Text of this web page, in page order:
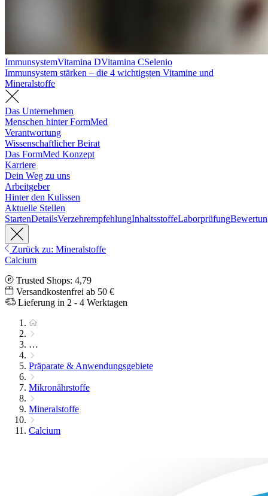
ImmunsystemVitamina DVitamina CSelenio
Immunsystem stärken – die 4 wichtigsten Vitamine und
Mineralstoffe
Das Unternehmen
Menschen hinter FormMed
Verantwortung
Wissenschaftlicher Beirat
Das FormMed Konzept
Karriere
Dein Weg zu uns
Arbeitgeber
Hinter den Kulissen
Aktuelle Stellen
StartenDetailsVerzehrempfehlungInhaltsstoffeLaborprüfung
Zurück zu: Mineralstoffe
Calcium
Trusted Shops: 4,79
Versandkostenfrei ab 50 €
Lieferung in 2 - 4 Werktagen
…
Präparate & Anwendungsgebiete
Mikronährstoffe
Mineralstoffe
Calcium